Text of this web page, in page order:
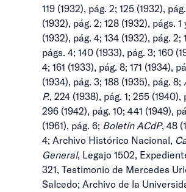
119 (1932), pág. 2; 125 (1932),
(1932), pág. 2; 128 (1932), págs. 1
(1932), pág. 4; 134 (1932), pág. 2;
págs. 4; 140 (1933), pág. 3; 160
4; 161 (1933), pág. 8; 171 (1934),
(1934), pág. 3; 188 (1935), pág. 8;
P., 224 (1938), pág. 1; 255 (1940),
296 (1942), pág. 10; 441 (1949),
(1961), pág. 6; Boletín ACdP, 48
4; Archivo Histórico Nacional,
General, Legajo 1502,
321, Testimonio de Mercedes
Salcedo; Archivo de la